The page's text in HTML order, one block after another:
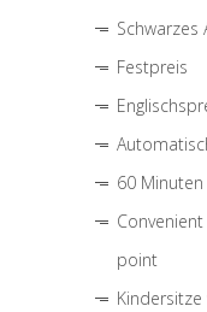
Festpreis
60
point
Kindersitze